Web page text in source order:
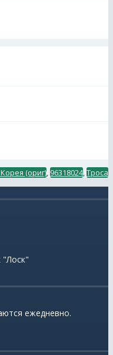
Корея (ориг) 96318024 Троса
"Лоск"
ежедневно.